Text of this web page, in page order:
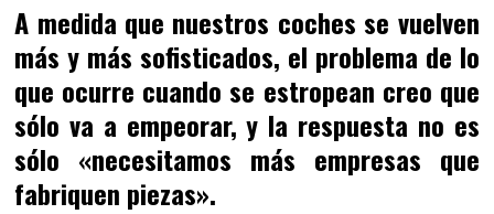
A medida que nuestros coches se vuelven
más y más sofisticados, el problema de lo
que ocurre cuando se estropean creo que
sólo va a empeorar, y la respuesta no es
sólo «necesitamos más empresas que
fabriquen piezas».